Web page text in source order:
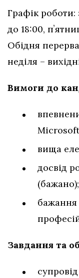
Графік роботи:
до 18:00,
Обідня
неділя –
Вимоги до
вища
досвід
(бажано);
бажання
Завдання та